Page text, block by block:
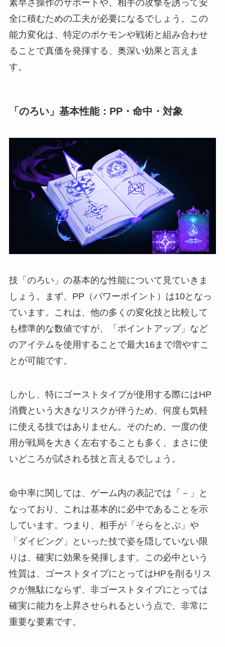
素早さ操作のサポートや、相手の攻撃を誘って安
全に積むための工夫が必要になるでしょう。この
能力変化は、特定のポケモンや戦術と組み合わせ
ることで真価を発揮する、奥深い効果と言えま
す。
「のろい」基本性能：PP・命中・対象
技「のろい」の基本的な性能について見ていきま
しょう。まず、PP（パワーポイント）は10となっ
ています。これは、他の多くの変化技と比較して
も標準的な数値ですが、「ポイントアップ」など
のアイテムを使用することで最大16まで増やすこ
とが可能です。
しかし、特にゴーストタイプが使用する際にはHP
消費という大きなリスクが伴うため、何度も気軽
に使える技ではありません。そのため、一度の使
用が戦局を大きく左右することも多く、まさに使
いどころが試される技と言えるでしょう。
命中率に関しては、ゲーム内の表記では「－」と
なっており、これは基本的に必中であることを示
しています。つまり、相手が「そらをとぶ」や
「ダイビング」といった技で姿を隠していない限
りは、確実に効果を発揮します。この必中という
性質は、ゴーストタイプにとってはHPを削るリス
クが無駄にならず、非ゴーストタイプにとっては
確実に能力を上昇させられるという点で、非常に
重要な要素です。